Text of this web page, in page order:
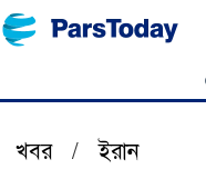
খবর / ইরান